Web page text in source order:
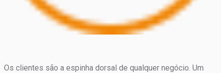
Os clientes são a espinha dorsal de qualquer negócio. Um